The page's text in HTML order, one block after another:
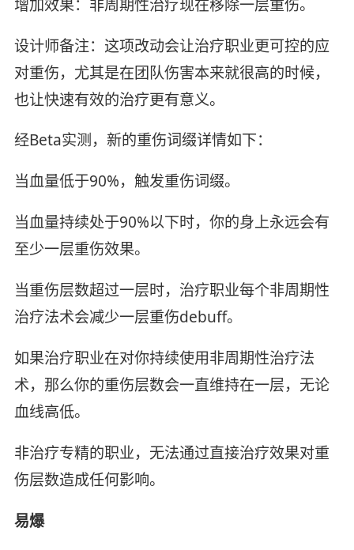
增加效果：非周期性治疗现在移除一层重伤。
设计师备注：这项改动会让治疗职业更可控的应
对重伤，尤其是在团队伤害本来就很高的时候，
也让快速有效的治疗更有意义。
经Beta实测，新的重伤词缀详情如下：
当血量低于90%，触发重伤词缀。
当血量持续处于90%以下时，你的身上永远会有
至少一层重伤效果。
当重伤层数超过一层时，治疗职业每个非周期性
治疗法术会减少一层重伤debuff。
如果治疗职业在对你持续使用非周期性治疗法
术，那么你的重伤层数会一直维持在一层，无论
血线高低。
非治疗专精的职业，无法通过直接治疗效果对重
伤层数造成任何影响。
易爆